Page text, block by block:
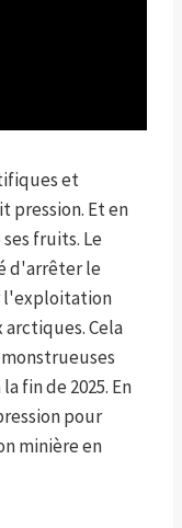
et
pression. Et en
fruits. Le
d'arrêter le
l'exploitation
arctiques. Cela
fin de 2025. En
pour
minière en